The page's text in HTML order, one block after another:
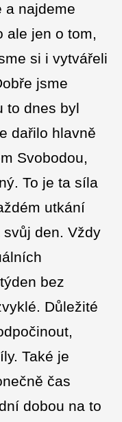
a najdeme
ale jen o tom,
si i vytvářeli
jsme
to dnes byl
dařilo hlavně
Svobodou,
To je ta síla
utkání
den. Vždy
bez
Důležité
Také je
čas
dobou na to